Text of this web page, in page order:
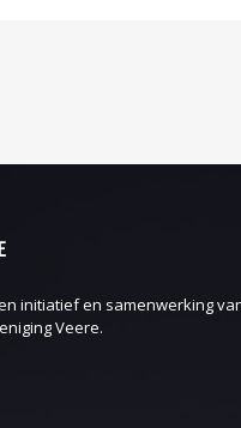
initiatief en samenwerking
Veere.